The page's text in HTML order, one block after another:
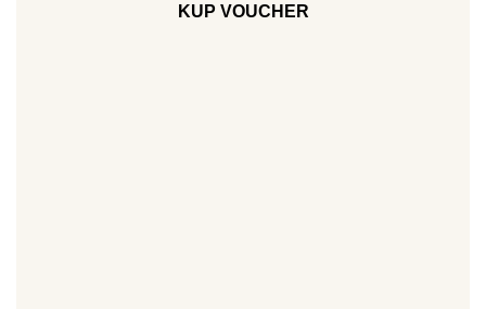
KUP VOUCHER